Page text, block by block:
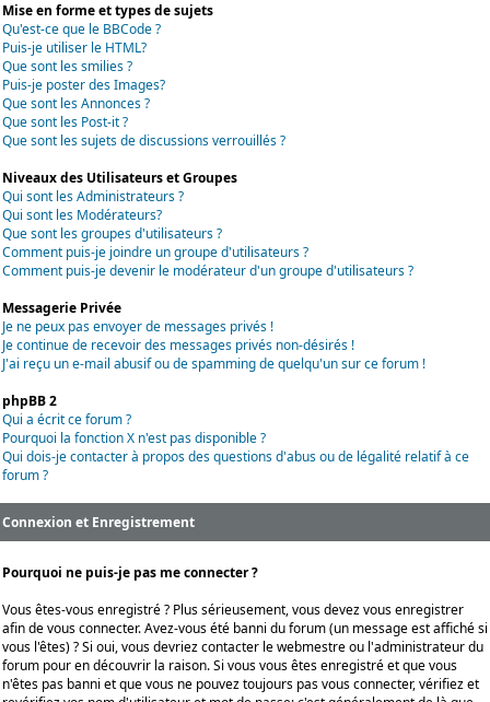
Mise en forme et types de sujets
Qu'est-ce que le BBCode ?
Puis-je utiliser le HTML?
Que sont les smilies ?
Puis-je poster des Images?
Que sont les Annonces ?
Que sont les Post-it ?
Que sont les sujets de discussions verrouillés ?
Niveaux des Utilisateurs et Groupes
Qui sont les Administrateurs ?
Qui sont les Modérateurs?
Que sont les groupes d'utilisateurs ?
Comment puis-je joindre un groupe d'utilisateurs ?
Comment puis-je devenir le modérateur d'un groupe d'utilisateurs ?
Messagerie Privée
Je ne peux pas envoyer de messages privés !
Je continue de recevoir des messages privés non-désirés !
J'ai reçu un e-mail abusif ou de spamming de quelqu'un sur ce forum !
phpBB 2
Qui a écrit ce forum ?
Pourquoi la fonction X n'est pas disponible ?
Qui dois-je contacter à propos des questions d'abus ou de légalité relatif à ce
forum ?
Connexion et Enregistrement
Pourquoi ne puis-je pas me connecter ?
Vous êtes-vous enregistré ? Plus sérieusement, vous devez vous enregistrer
afin de vous connecter. Avez-vous été banni du forum (un message est affiché si
vous l'êtes) ? Si oui, vous devriez contacter le webmestre ou l'administrateur du
forum pour en découvrir la raison. Si vous vous êtes enregistré et que vous
n'êtes pas banni et que vous ne pouvez toujours pas vous connecter, vérifiez et